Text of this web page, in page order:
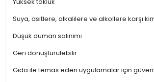
Suya, asitlere, alkalilere ve alkollere karşı
Düşük duman salınımı
Geri dönüştürülebilir
Gıda ile temas eden uygulamalar için